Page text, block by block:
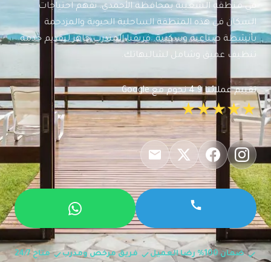
في منطقة الشعيبة بمحافظة الأحمدي. نفهم احتياجات
السكان في هذه المنطقة الساحلية الحيوية والمزدحمة
بأنشطة صناعية وسكنية. فريقنا المتدرب جاهز لتقديم خدمة
تنظيف عميق وشامل لشاليهاتك.
تقييم عملائنا 4.9 نجوم مع Google
★★★★★
ضمان 100% رضا العميل فريق مرخص ومدرب متاح 24/7